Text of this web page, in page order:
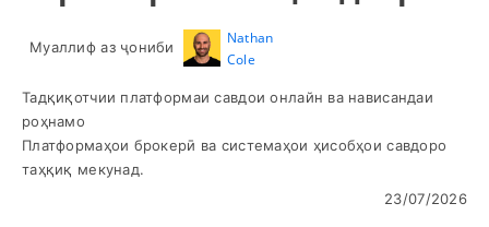
Муаллиф аз ҷониби
Nathan
Cole
Тадқиқотчии платформаи савдои онлайн ва нависандаи
роҳнамо
Платформаҳои брокерӣ ва системаҳои ҳисобҳои савдоро
таҳқиқ мекунад.
23/07/2026